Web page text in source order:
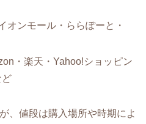
オンモール・ららぽーと・
・楽天・Yahoo!ショッピン
ど
、値段は購入場所や時期によ